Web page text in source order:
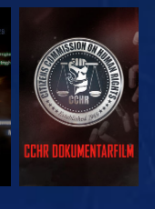
SE